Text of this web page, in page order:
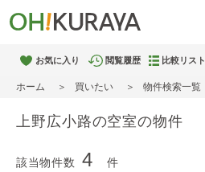
お気に入り 閲覧履歴 比較リスト
ホーム 買いたい 物件検索一覧
上野広小路の空室の物件
該当物件数 4 件